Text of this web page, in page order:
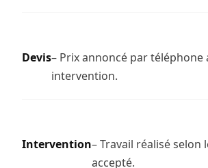
Devis– Prix annoncé par
intervention.
Intervention– Travail réalisé selon
accepté.